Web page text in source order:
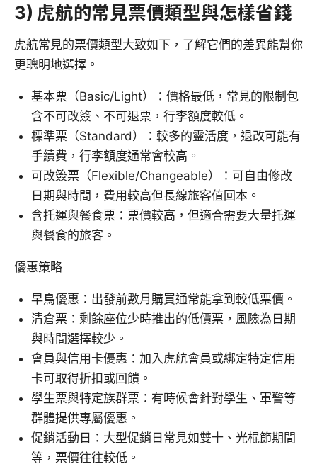
3) 虎航的常見票價類型與怎樣省錢
虎航常見的票價類型大致如下，了解它們的差異能幫你
更聰明地選擇。
基本票（Basic/Light）：價格最低，常見的限制包
含不可改簽、不可退票，行李額度較低。
標準票（Standard）：較多的靈活度，退改可能有
手續費，行李額度通常會較高。
可改簽票（Flexible/Changeable）：可自由修改
日期與時間，費用較高但長線旅客值回本。
含托運與餐食票：票價較高，但適合需要大量托運
與餐食的旅客。
優惠策略
早鳥優惠：出發前數月購買通常能拿到較低票價。
清倉票：剩餘座位少時推出的低價票，風險為日期
與時間選擇較少。
會員與信用卡優惠：加入虎航會員或綁定特定信用
卡可取得折扣或回饋。
學生票與特定族群票：有時候會針對學生、軍警等
群體提供專屬優惠。
促銷活動日：大型促銷日常見如雙十、光棍節期間
等，票價往往較低。